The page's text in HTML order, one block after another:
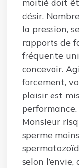
moitié doit
désir.
la pression,
rapports de
fréquente
concevoir.
forcement,
plaisir est
Monsieur
sperme
selon